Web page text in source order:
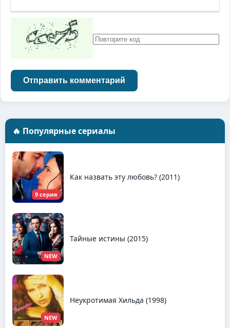
Отправить комментарий
🔥 Популярные сериалы
9 серия
Как назвать эту любовь? (2011)
NEW
Тайные истины (2015)
NEW
Неукротимая Хильда (1998)